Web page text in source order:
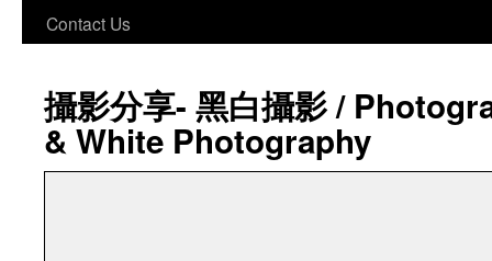
Contact Us
攝影分享- 黑白攝影 /
& White Photography